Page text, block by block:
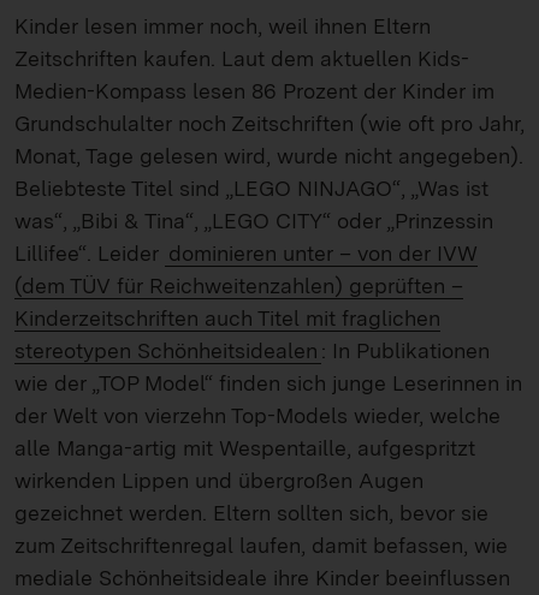
Kinder lesen immer noch, weil ihnen Eltern
Zeitschriften kaufen. Laut dem aktuellen Kids-
Medien-Kompass lesen 86 Prozent der Kinder im
Grundschulalter noch Zeitschriften (wie oft pro Jahr,
Monat, Tage gelesen wird, wurde nicht angegeben).
Beliebteste Titel sind „LEGO NINJAGO“, „Was ist
was“, „Bibi & Tina“, „LEGO CITY“ oder „Prinzessin
Lillifee“. Leider dominieren unter – von der IVW
(dem TÜV für Reichweitenzahlen) geprüften –
Kinderzeitschriften auch Titel mit fraglichen
stereotypen Schönheitsidealen : In Publikationen
wie der „TOP Model“ finden sich junge Leserinnen in
der Welt von vierzehn Top-Models wieder, welche
alle Manga-artig mit Wespentaille, aufgespritzt
wirkenden Lippen und übergroßen Augen
gezeichnet werden. Eltern sollten sich, bevor sie
zum Zeitschriftenregal laufen, damit befassen, wie
mediale Schönheitsideale ihre Kinder beeinflussen